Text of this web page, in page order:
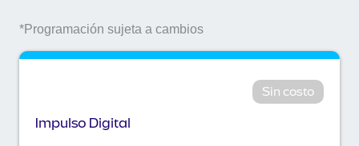
*Programación sujeta a cambios
Sin costo
Impulso Digital